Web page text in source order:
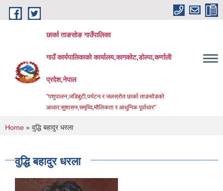
Skip to main content
छार्का ताङसोङ गाउँपालिका
गाउँ कार्यपालिकाको कार्यालय,कागकोट,डोल्पा,कर्णाली
प्रदेश,नेपाल
"पशुपालन,जडिबुटी,पर्यटन र जलस्रोत छार्का ताङसोङको
आधार:सुशासन,समृध्दि,मौलिकता र आधुनिक पूर्वाधार''
You are here
Home » वुद्धि बहादुर धरला
वुद्धि बहादुर धरला